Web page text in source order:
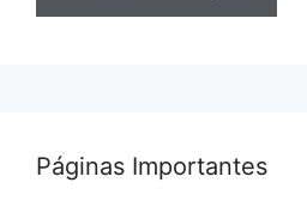
Páginas Importantes